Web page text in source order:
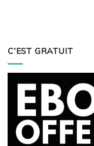
C’EST GRATUIT